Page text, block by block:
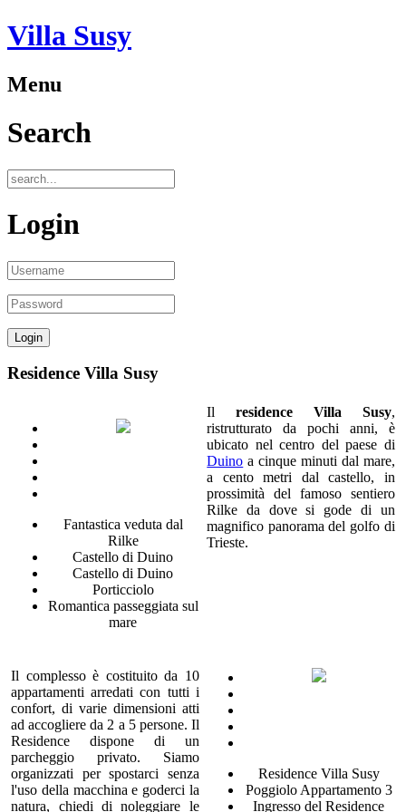
Villa Susy
Menu
Search
Login
Residence Villa Susy
Fantastica veduta dal
Rilke
Castello di Duino
Castello di Duino
Porticciolo
Romantica passeggiata sul
mare
Ilresidence Villa Susy,
ristrutturato da pochi anni, è
ubicato nel centro del paese di
Duino a cinque minuti dal mare,
a cento metri dal castello, in
prossimità del famoso sentiero
Rilke da dove si gode di un
magnifico panorama del golfo di
Trieste.
Il complesso è costituito da 10
appartamenti arredati con tutti i
confort, di varie dimensioni atti
ad accogliere da 2 a 5 persone. Il
Residence dispone di un
parcheggio privato. Siamo
organizzati per spostarci senza
l'uso della macchina e goderci la
natura, chiedi di noleggiare le
Residence Villa Susy
Poggiolo Appartamento 3
Ingresso del Residence